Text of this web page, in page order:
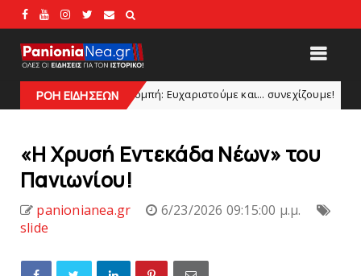
ΡΟΗ ΕΙΔΗΣΕΩΝ
Εκπομπή: Eυχαριστούμε και... συνεχίζουμε! HEADLINES
«Η Χρυσή Eντεκάδα Nέων» του
Πανιωνίoυ!
panionianea.gr
6/23/2026 09:15:00 μ.μ.
slide